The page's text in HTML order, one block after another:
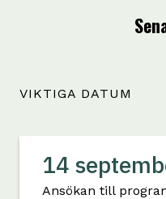
VIKTIGA DATUM
14
Ansökan till